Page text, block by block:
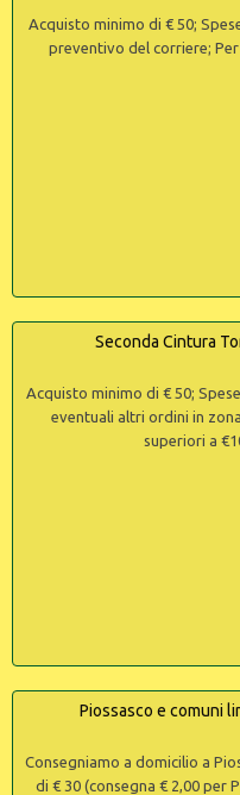
Acquisto minimo di € 50;
preventivo del corriere;
Seconda Cintura
Acquisto minimo di € 50;
eventuali altri ordini in
superiori a
Piossasco e comuni
Consegniamo a domicilio a
di € 30 (consegna € 2,00 per